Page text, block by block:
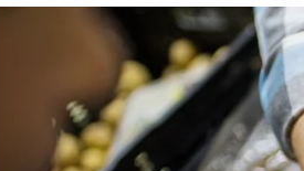
wahrheit
verlag